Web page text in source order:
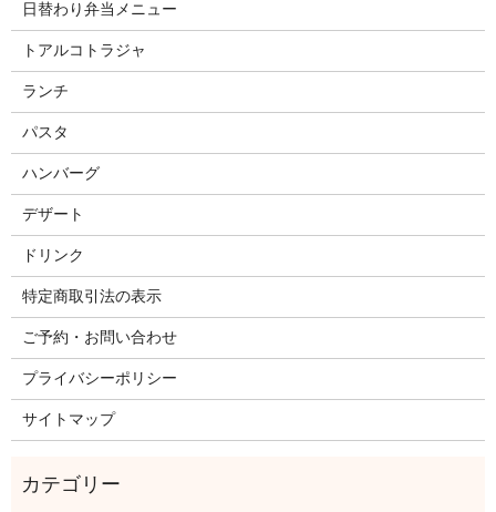
日替わり弁当メニュー
トアルコトラジャ
ランチ
パスタ
ハンバーグ
デザート
ドリンク
特定商取引法の表示
ご予約・お問い合わせ
プライバシーポリシー
サイトマップ